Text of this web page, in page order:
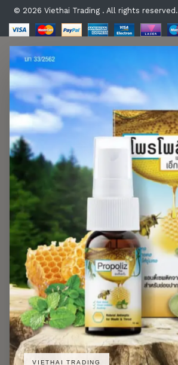
© 2026 Viethai Trading . All rights reserved.
VIETHAI TRADING